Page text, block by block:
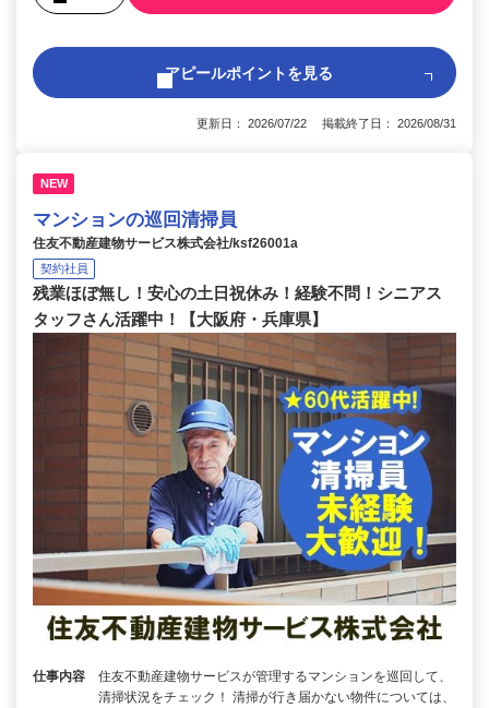
アピールポイントを見る
更新日： 2026/07/22 掲載終了日： 2026/08/31
NEW
マンションの巡回清掃員
住友不動産建物サービス株式会社/ksf26001a
契約社員
残業ほぼ無し！安心の土日祝休み！経験不問！シニアス
タッフさん活躍中！【大阪府・兵庫県】
仕事内容
住友不動産建物サービスが管理するマンションを巡回して、
清掃状況をチェック！ 清掃が行き届かない物件については、